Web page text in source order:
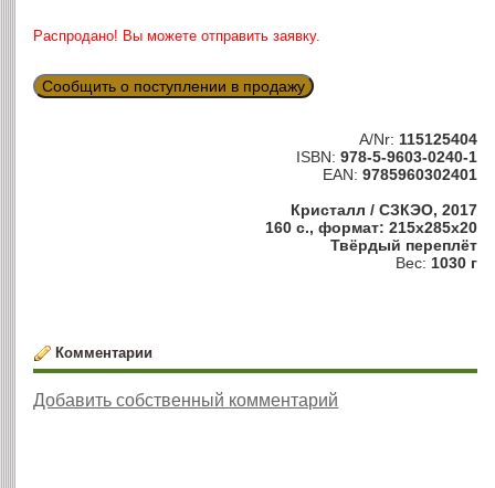
Распродано! Вы можете отправить заявку.
Сообщить о поступлении в продажу
A/Nr: 115125404
ISBN: 978-5-9603-0240-1
EAN: 9785960302401
Кристалл / СЗКЭО, 2017
160 с., формат: 215x285x20
Твёрдый переплёт
Вес: 1030 г
Комментарии
Добавить собственный комментарий